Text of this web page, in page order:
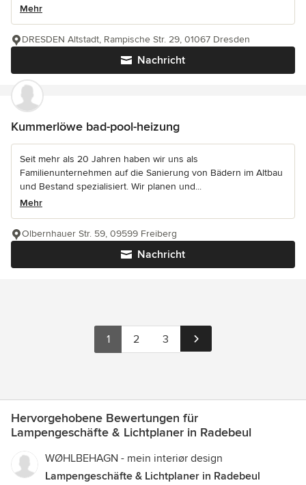
Mehr
Nachricht
DRESDEN Altstadt, Rampische Str. 29, 01067 Dresden
Kummerlöwe bad-pool-heizung
Seit mehr als 20 Jahren haben wir uns als
Familienunternehmen auf die Sanierung von Bädern im Altbau
und Bestand spezialisiert. Wir planen und...
Mehr
Nachricht
Olbernhauer Str. 59, 09599 Freiberg
1 2 3
Hervorgehobene Bewertungen für
Lampengeschäfte & Lichtplaner in Radebeul
WØHLBEHAGN - mein interiør design
Lampengeschäfte & Lichtplaner in Radebeul